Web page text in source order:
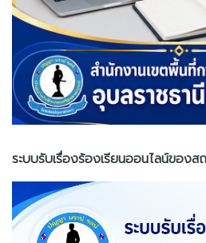
ระบบรับเรื่องร้องเรียนออนไลน์ของส